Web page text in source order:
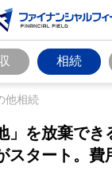
相続
他相続
」を放棄でき
スタート。費